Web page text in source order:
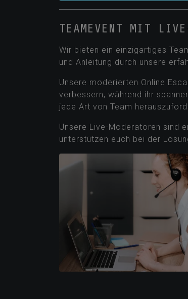
3
01 | Moderiertes
TEAMEVENT MIT
Wir bieten ein einzigartiges
und Anleitung durch unsere
Unsere moderierten Online
verbessern, während ihr